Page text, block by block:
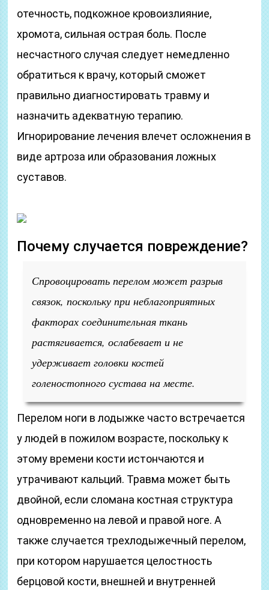
отечность, подкожное кровоизлияние,
хромота, сильная острая боль. После
несчастного случая следует немедленно
обратиться к врачу, который сможет
правильно диагностировать травму и
назначить адекватную терапию.
Игнорирование лечения влечет осложнения в
виде артроза или образования ложных
суставов.
Почему случается повреждение?
Спровоцировать перелом может разрыв
связок, поскольку при неблагоприятных
факторах соединительная ткань
растягивается, ослабевает и не
удерживает головки костей
голеностопного сустава на месте.
Перелом ноги в лодыжке часто встречается
у людей в пожилом возрасте, поскольку к
этому времени кости истончаются и
утрачивают кальций. Травма может быть
двойной, если сломана костная структура
одновременно на левой и правой ноге. А
также случается трехлодыжечный перелом,
при котором нарушается целостность
берцовой кости, внешней и внутренней